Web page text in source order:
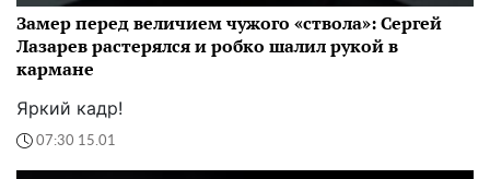
Замер перед величием чужого «ствола»: Сергей
Лазарев растерялся и робко шалил рукой в
кармане
Яркий кадр!
07:30 15.01